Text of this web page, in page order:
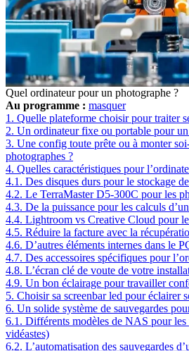
Quel ordinateur pour un photographe ?
Au programme : masquer
1. Quelle plateforme choisir pour traiter
2. Un ordinateur fixe ou portable pour
3. Une config toute prête ou à monter
photographes ?
4. Quelles caractéristiques pour
4.1. Des disques durs pour le stockage
4.2. Le TerraMaster D5-300C pour les
4.3. De la puissance pour les calculs
4.4. Lightroom vs Creative Cloud pour
4.5. Réduire la facture avec la
4.6. D’autres éléments internes dans le
4.7. Des accessoires spécifiques pour
4.8. L’écran clé de voute de votre
4.9. Un bon éclairage pour travailler
5. Choisir sa screenbar led pour éclairer
6. Un solide système de sauvegardes
6.1. Différents modèles de NAS pour les
vidéastes)
6.2. L’automatisation des sauvegardes